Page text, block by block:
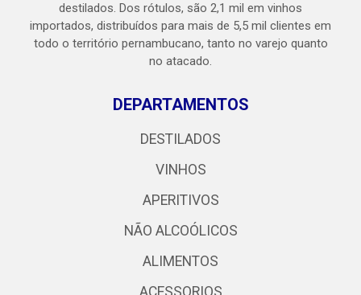
destilados. Dos rótulos, são 2,1 mil em vinhos
importados, distribuídos para mais de 5,5 mil clientes em
todo o território pernambucano, tanto no varejo quanto
no atacado.
DEPARTAMENTOS
DESTILADOS
VINHOS
APERITIVOS
NÃO ALCOÓLICOS
ALIMENTOS
ACESSORIOS